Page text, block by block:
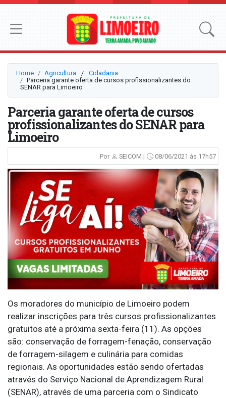
Home Agricultura ⠀/⠀ Cidadania
Parceria garante oferta de cursos profissionalizantes do
SENAR para Limoeiro
Parceria garante oferta de cursos
profissionalizantes do SENAR para
Limoeiro
Por SEICOM | 08/06/2021 às 17h57
Os moradores do município de Limoeiro podem
realizar inscrições para três cursos profissionalizantes
gratuitos até a próxima sexta-feira (11). As opções
são: conservação de forragem-fenação, conservação
de forragem-silagem e culinária para comidas
regionais. As oportunidades estão sendo ofertadas
através do Serviço Nacional de Aprendizagem Rural
(SENAR), através de uma parceria com o Sindicato